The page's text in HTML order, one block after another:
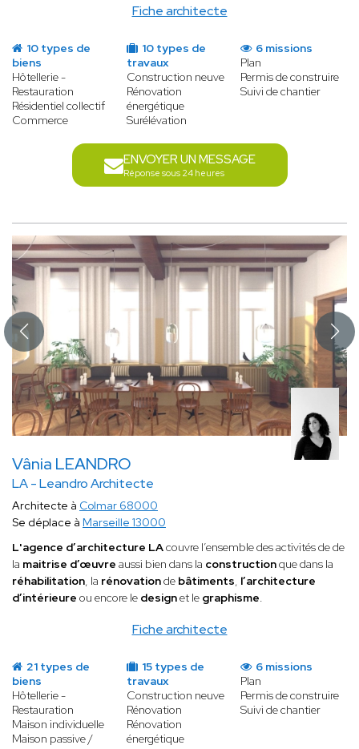
Fiche architecte
10 types de
biens
Hôtellerie -
Restauration
Résidentiel collectif
Commerce
10 types de
travaux
Construction neuve
Rénovation
énergétique
Surélévation
6 missions
Plan
Permis de construire
Suivi de chantier
ENVOYER UN MESSAGE
Réponse sous 24 heures
Vânia LEANDRO
LA - Leandro Architecte
Fiche architecte
Architecte à Colmar 68000
Se déplace à Marseille 13000
L'agence d’architecture LAcouvre l’ensemble des activités de de
la maitrise d’œuvre aussi bien dans la constructionque dans la
réhabilitation, la rénovationde bâtiments, l’architecture
d’intérieure ou encore le designet le graphisme.
21 types de
biens
Hôtellerie -
Restauration
Maison individuelle
Maison passive /
15 types de
travaux
Construction neuve
Rénovation
Rénovation
énergétique
6 missions
Plan
Permis de construire
Suivi de chantier